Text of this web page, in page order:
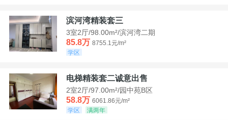
滨河湾精装套三
3室2厅/98.00m²/滨河湾二期
85.8万 8755.1元/m²
学区
电梯精装套二诚意出售
2室2厅/97.00m²/园中苑B区
58.8万 6061.86元/m²
学区
满两年